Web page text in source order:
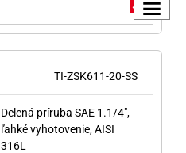
TI-ZSK611-20-SS
Delená príruba SAE 1.1/4",
ľahké vyhotovenie, AISI
316L